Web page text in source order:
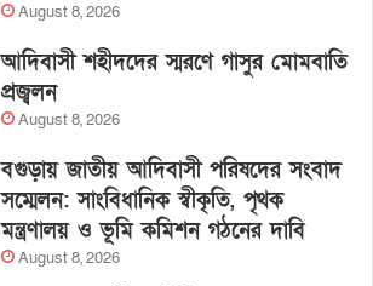
August 8, 2026
আদিবাসী শহীদদের স্মরণে গাসুর মোমবাতি
প্রজ্বলন
August 8, 2026
বগুড়ায় জাতীয় আদিবাসী পরিষদের সংবাদ
সম্মেলন: সাংবিধানিক স্বীকৃতি, পৃথক
মন্ত্রণালয় ও ভূমি কমিশন গঠনের দাবি
August 8, 2026